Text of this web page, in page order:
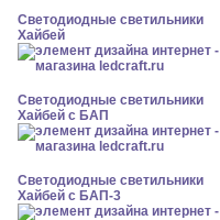
Светодиодные светильники
Хайбей
Светодиодные светильники
Хайбей с БАП
Светодиодные светильники
Хайбей с БАП-3